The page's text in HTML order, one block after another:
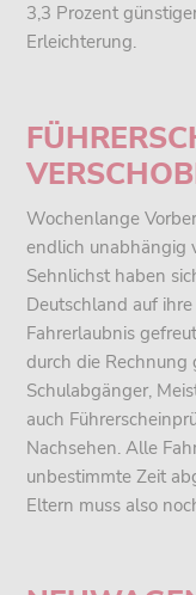
3,3 Prozent
Erleichterung.
Wochenlange
endlich unabhängig
Sehnlichst haben
Deutschland auf
Fahrerlaubnis
durch die
Schulabgänger,
auch
Nachsehen. Alle
unbestimmte Zeit
Eltern muss also